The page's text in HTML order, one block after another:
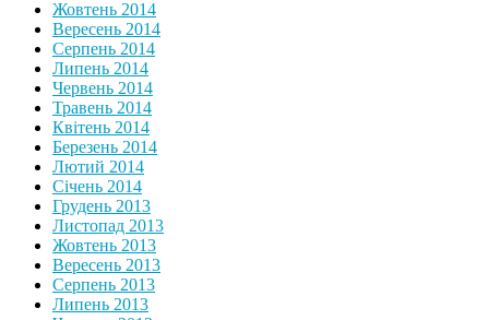
Жовтень 2014
Вересень 2014
Серпень 2014
Липень 2014
Червень 2014
Травень 2014
Квітень 2014
Березень 2014
Лютий 2014
Січень 2014
Грудень 2013
Листопад 2013
Жовтень 2013
Вересень 2013
Серпень 2013
Липень 2013